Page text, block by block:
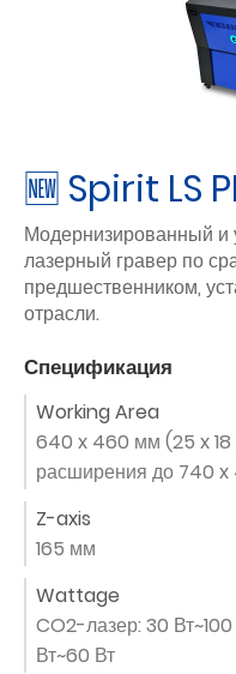
🆕 Spirit LS
Модернизированный
лазерный гравер по
предшественником,
отрасли.
Спецификация
Working Area
640 x 460 мм (25 x
расширения до 740
Z-axis
165 мм
Wattage
CO2-лазер: 30
Вт~60 Вт